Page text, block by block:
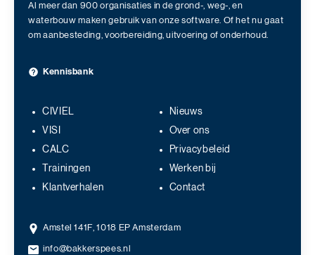
Al meer dan 900 organisaties in de grond-, weg-, en
waterbouw maken gebruik van onze software. Of het nu gaat
om aanbesteding, voorbereiding, uitvoering of onderhoud.
Kennisbank
CIVIEL
VISI
CALC
Trainingen
Klantverhalen
Nieuws
Over ons
Privacybeleid
Werken bij
Contact
Amstel 141F, 1018 EP Amsterdam
info@bakkerspees.nl